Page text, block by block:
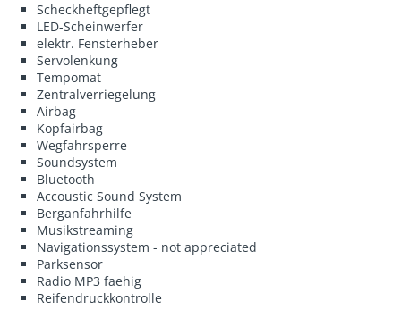
Scheckheftgepflegt
LED-Scheinwerfer
elektr. Fensterheber
Servolenkung
Tempomat
Zentralverriegelung
Airbag
Kopfairbag
Wegfahrsperre
Soundsystem
Bluetooth
Accoustic Sound System
Berganfahrhilfe
Musikstreaming
Navigationssystem - not appreciated
Parksensor
Radio MP3 faehig
Reifendruckkontrolle